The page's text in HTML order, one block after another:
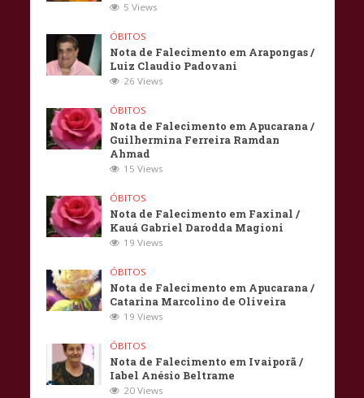
5 Views
ÓBITOS
Nota de Falecimento em Arapongas /
Luiz Claudio Padovani
26 Views
ÓBITOS
Nota de Falecimento em Apucarana /
Guilhermina Ferreira Ramdan
Ahmad
15 Views
ÓBITOS
Nota de Falecimento em Faxinal /
Kauá Gabriel Darodda Magioni
19 Views
ÓBITOS
Nota de Falecimento em Apucarana /
Catarina Marcolino de Oliveira
19 Views
ÓBITOS
Nota de Falecimento em Ivaiporã /
Iabel Anésio Beltrame
20 Views